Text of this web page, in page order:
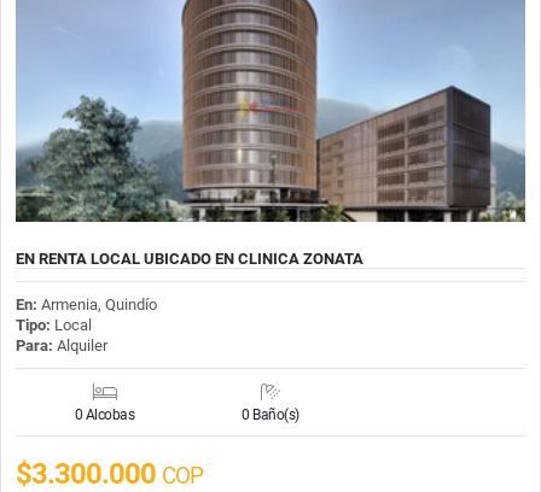
EN RENTA LOCAL UBICADO EN CLINICA ZONATA
En: Armenia, Quindío
Tipo: Local
Para: Alquiler
0 Alcobas 0 Baño(s)
$3.300.000 COP